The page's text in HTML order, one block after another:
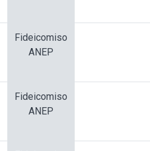
Fideicomiso
ANEP
Fideicomiso
ANEP